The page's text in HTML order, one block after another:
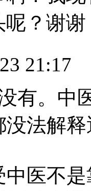
？谢谢
21:17
有。中
没法解
中医不